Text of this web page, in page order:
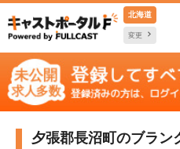
北海道
変更
夕張郡長沼町のブラン